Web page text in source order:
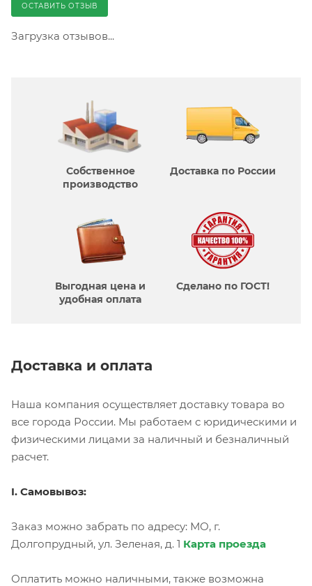
ОСТАВИТЬ ОТЗЫВ
Загрузка отзывов...
Собственное
производcтво
Доставка по России
Выгодная цена и
удобная оплата
Сделано по ГОСТ!
Доставка и оплата
Наша компания осуществляет доставку товара во
все города России. Мы работаем с юридическими и
физическими лицами за наличный и безналичный
расчет.
I. Самовывоз:
Заказ можно забрать по адресу: МО, г.
Долгопрудный, ул. Зеленая, д. 1 Карта проезда
Оплатить можно наличными, также возможна